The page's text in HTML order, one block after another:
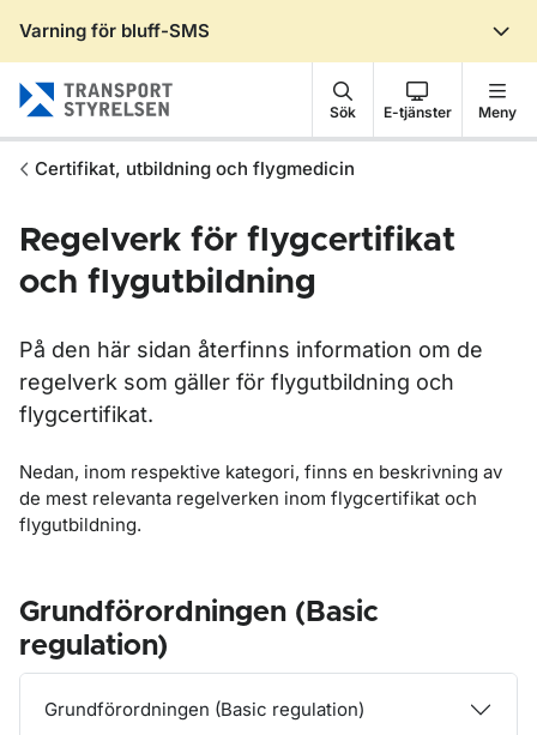
Varning för bluff-SMS
Sök E-tjänster Meny
Certifikat, utbildning och flygmedicin
Regelverk för flygcertifikat
och flygutbildning
På den här sidan återfinns information om de
regelverk som gäller för flygutbildning och
flygcertifikat.
Nedan, inom respektive kategori, finns en beskrivning av
de mest relevanta regelverken inom flygcertifikat och
flygutbildning.
Grundförordningen (Basic
regulation)
Grundförordningen (Basic regulation)